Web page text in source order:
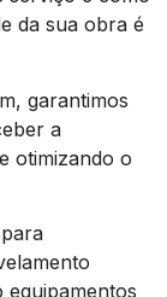
da sua obra é
garantimos
a
otimizando o
equipamentos